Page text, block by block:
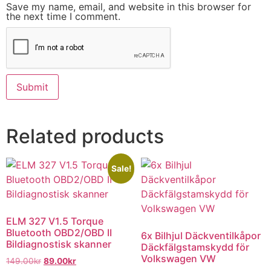
Save my name, email, and website in this browser for
the next time I comment.
Related products
Sale!
ELM 327 V1.5 Torque
Bluetooth OBD2/OBD II
Bildiagnostisk skanner
149.00kr 89.00kr
6x Bilhjul Däckventilkåpor
Däckfälgstamskydd för
Volkswagen VW